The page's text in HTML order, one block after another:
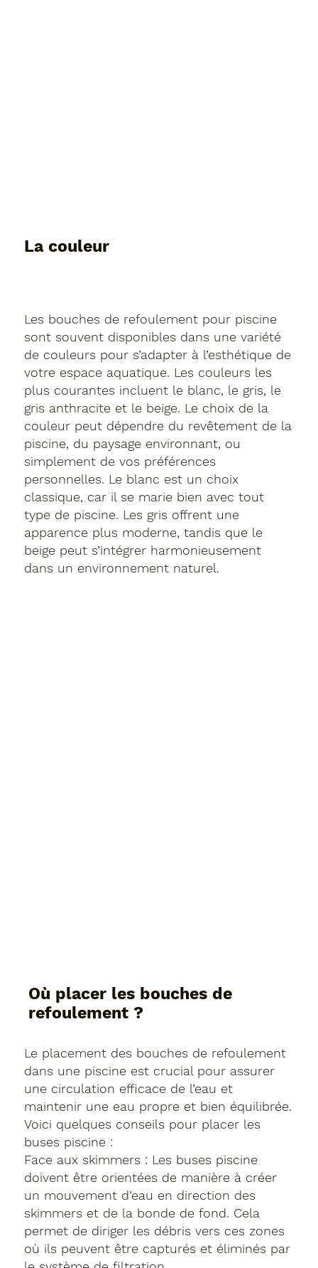
La couleur
Les bouches de refoulement pour piscine
sont souvent disponibles dans une variété
de couleurs pour s’adapter à l’esthétique de
votre espace aquatique. Les couleurs les
plus courantes incluent le blanc, le gris, le
gris anthracite et le beige. Le choix de la
couleur peut dépendre du revêtement de la
piscine, du paysage environnant, ou
simplement de vos préférences
personnelles. Le blanc est un choix
classique, car il se marie bien avec tout
type de piscine. Les gris offrent une
apparence plus moderne, tandis que le
beige peut s’intégrer harmonieusement
dans un environnement naturel.
Où placer les bouches de
refoulement ?
Le placement des bouches de refoulement
dans une piscine est crucial pour assurer
une circulation efficace de l’eau et
maintenir une eau propre et bien équilibrée.
Voici quelques conseils pour placer les
buses piscine :
Face aux skimmers : Les buses piscine
doivent être orientées de manière à créer
un mouvement d’eau en direction des
skimmers et de la bonde de fond. Cela
permet de diriger les débris vers ces zones
où ils peuvent être capturés et éliminés par